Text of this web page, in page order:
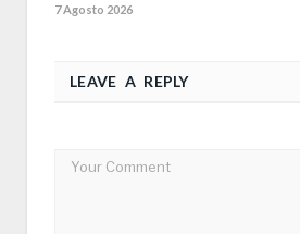
7 Agosto 2026
LEAVE A REPLY